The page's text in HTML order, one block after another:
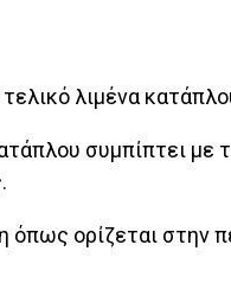
λιμένα
συμπίπτει με
όπως ορίζεται στην